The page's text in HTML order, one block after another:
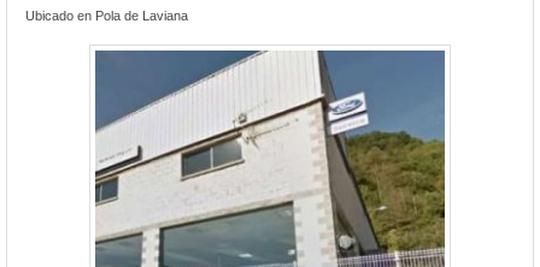
Ubicado en Pola de Laviana